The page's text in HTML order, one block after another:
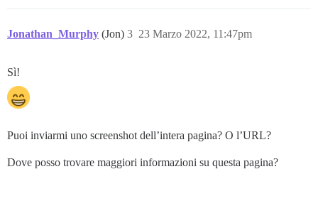
Jonathan_Murphy (Jon) 23 Marzo 2022, 11:47pm
3
Sì!
Puoi inviarmi uno screenshot dell’intera pagina? O l’URL?
Dove posso trovare maggiori informazioni su questa pagina?